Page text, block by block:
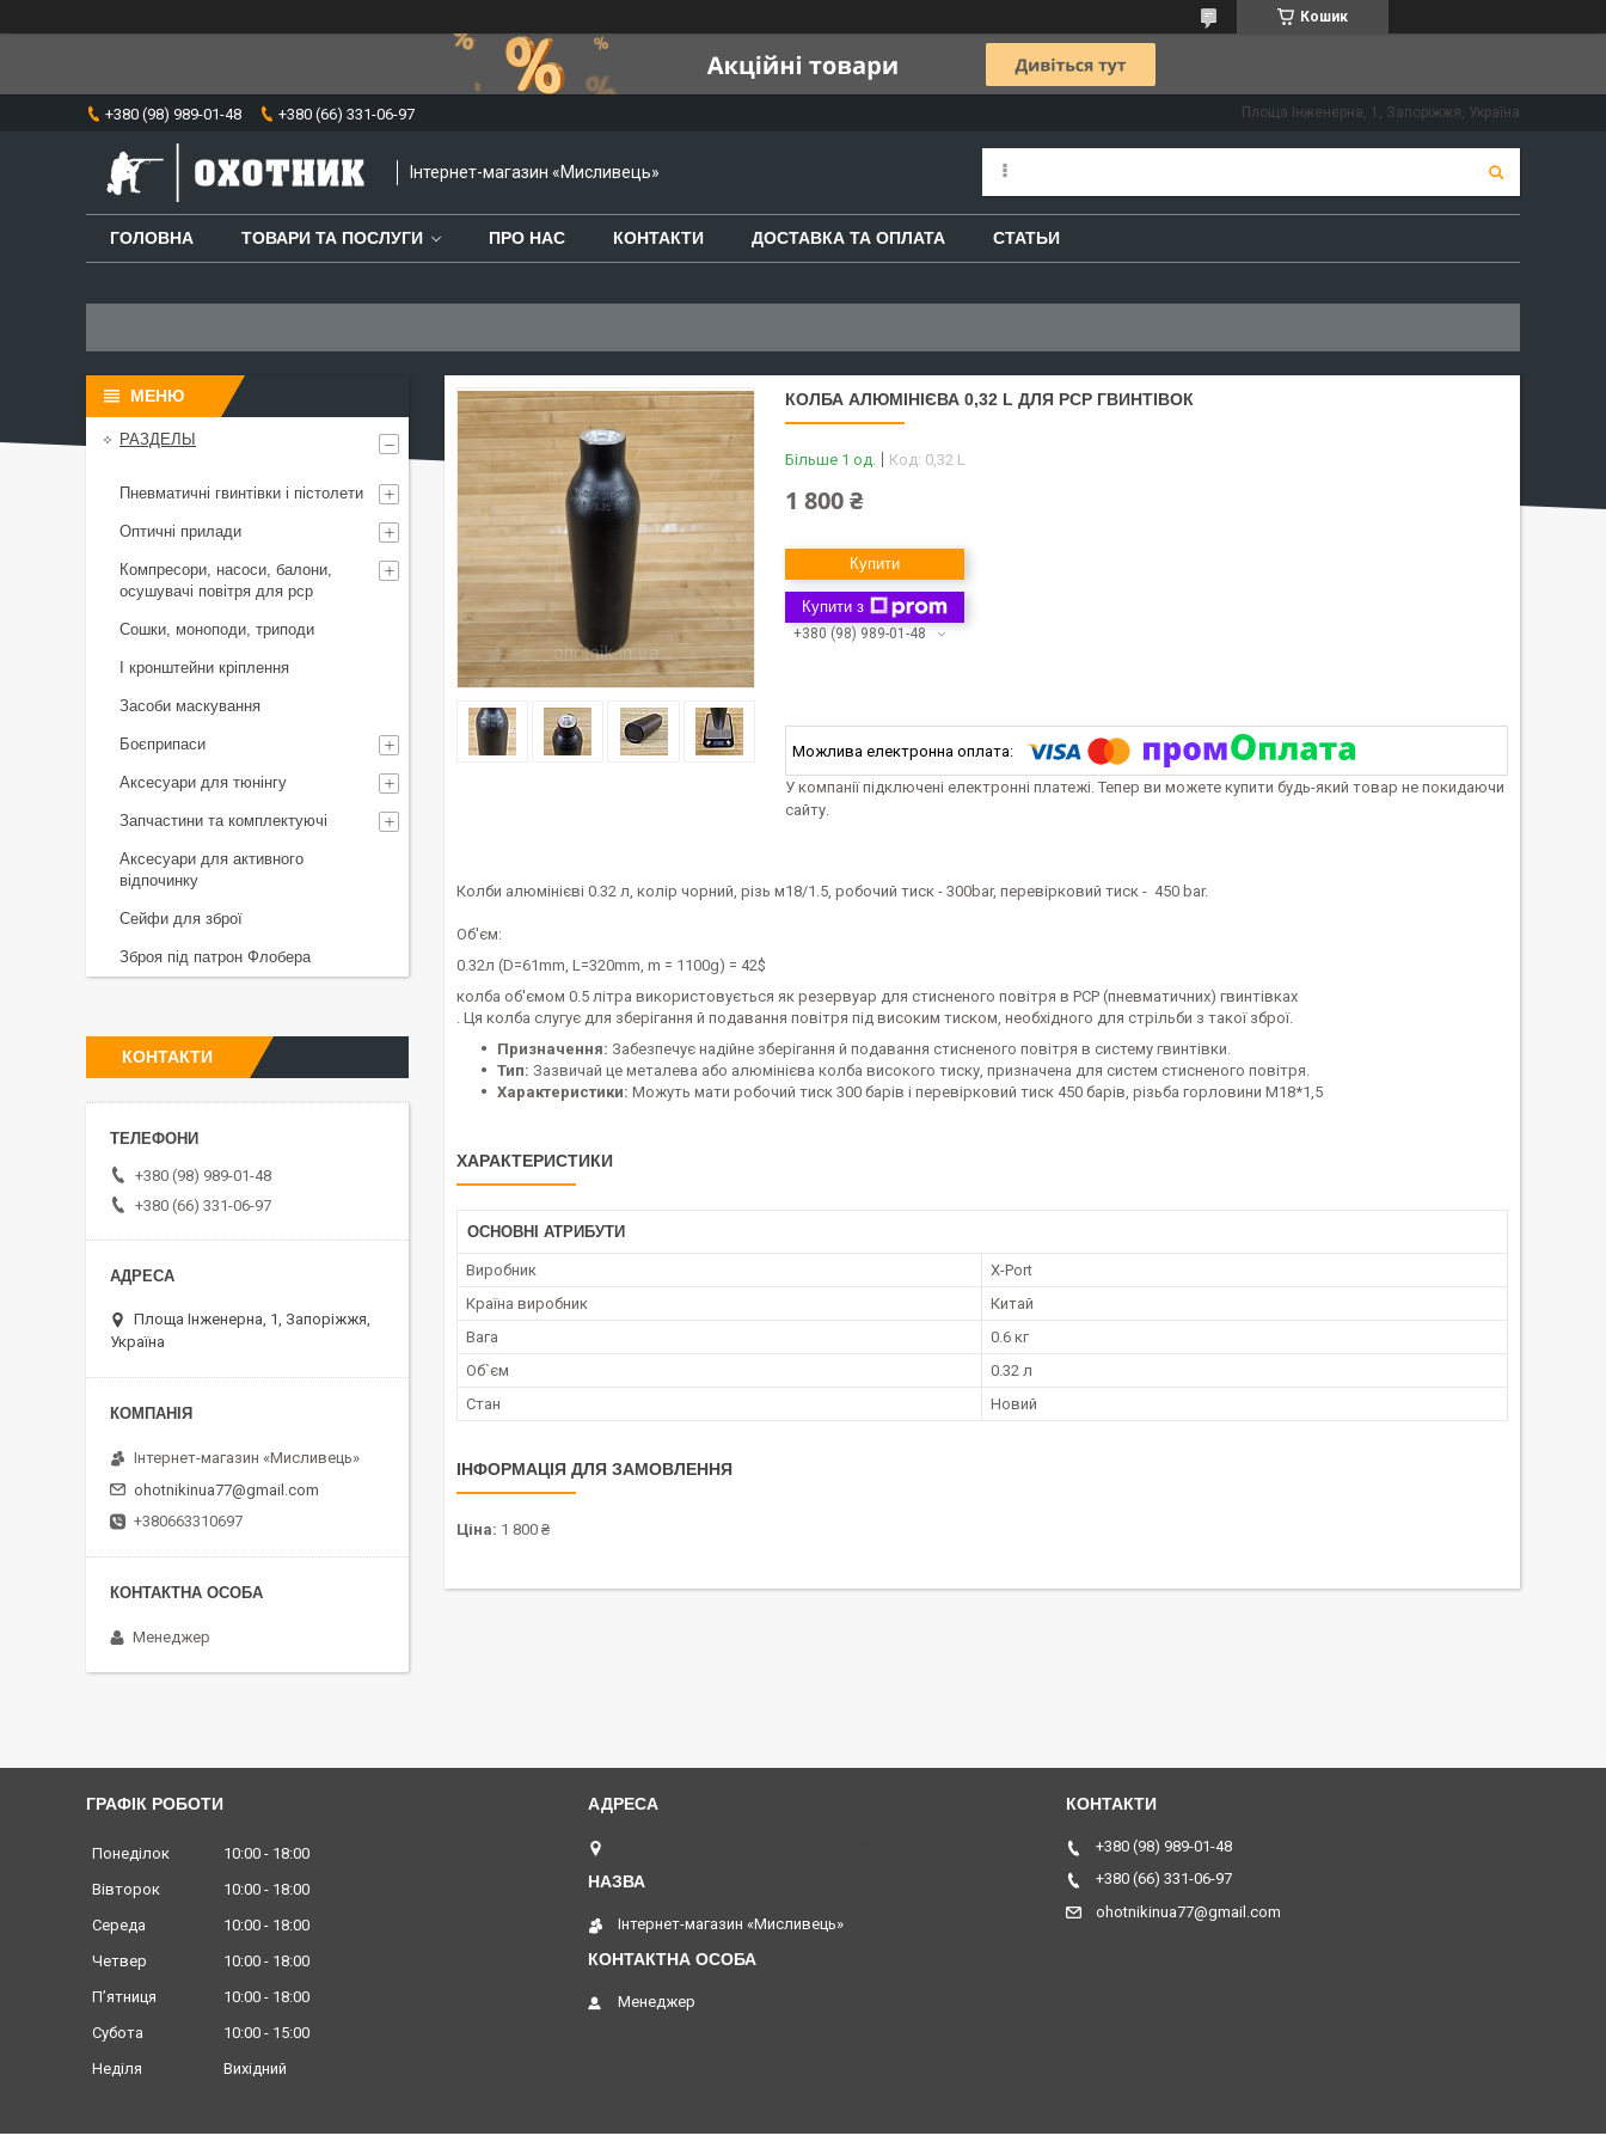
Кошик
+380 (98) 989-01-48 +380 (66) 331-06-97 Площа Інженерна, 1, Запоріжжя, Україна
⁨Інтернет-магазин «Мисливець»
ГОЛОВНА ТОВАРИ ТА ПОСЛУГИ ПРО НАС КОНТАКТИ ДОСТАВКА ТА ОПЛАТА СТАТЬИ
КОЛБА АЛЮМІНІЄВА 0,32 L ДЛЯ РСР ГВИНТІВОК
Більше 1 од. Код: 0,32 L
1 800 ₴
Купити
Купити з
+380 (98) 989-01-48
У компанії підключені електронні платежі. Тепер ви можете купити будь-який товар не покидаючи
сайту.
Колби алюмінієві 0.32 л, колір чорний, різь м18/1.5, робочий тиск - 300bar, перевірковий тиск - 450 bar.
Об'єм:
0.32л (D=61mm, L=320mm, m = 1100g) = 42$
колба об'ємом 0.5 літра використовується як резервуар для стисненого повітря в PCP (пневматичних) гвинтівках
. Ця колба слугує для зберігання й подавання повітря під високим тиском, необхідного для стрільби з такої зброї.
Призначення: Забезпечує надійне зберігання й подавання стисненого повітря в систему гвинтівки.
Тип: Зазвичай це металева або алюмінієва колба високого тиску, призначена для систем стисненого повітря.
Характеристики: Можуть мати робочий тиск 300 барів і перевірковий тиск 450 барів, різьба горловини М18*1,5
ХАРАКТЕРИСТИКИ
ОСНОВНІ АТРИБУТИ
Виробник
X-Port
Країна виробник
Китай
Вага
0.6 кг
Об`єм
0.32 л
Стан
Новий
ІНФОРМАЦІЯ ДЛЯ ЗАМОВЛЕННЯ
Ціна: 1 800 ₴
РАЗДЕЛЫ
Пневматичні гвинтівки і пістолети
Оптичні прилади
Компресори, насоси, балони,
осушувачі повітря для рср
Сошки, моноподи, триподи
І кронштейни кріплення
Засоби маскування
Боєприпаси
Аксесуари для тюнінгу
Запчастини та комплектуючі
Аксесуари для активного
відпочинку
Сейфи для зброї
Зброя під патрон Флобера
КОНТАКТИ
+380 (98) 989-01-48
+380 (66) 331-06-97
Площа Інженерна, 1, Запоріжжя,
Україна
⁨Інтернет-магазин «Мисливець»
ohotnikinua77@gmail.com
+380663310697
Менеджер
ГРАФІК РОБОТИ
Понеділок 10:00
18:00
Вівторок
10:00
18:00
Середа
10:00
18:00
Четвер
10:00
18:00
Пʼятниця
10:00
18:00
Субота
10:00
15:00
Неділя
Вихідний
⁨Інтернет-магазин «Мисливець»
Менеджер
+380 (98) 989-01-48
+380 (66) 331-06-97
ohotnikinua77@gmail.com